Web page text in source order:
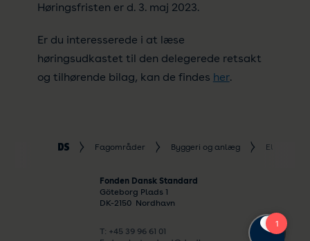
Høringsfristen er d. 3. maj 2023.
Er du interesserede i at læse
høringsudkastet til den delegerede retsakt
og tilhørende bilag, kan de findes her.
Fagområder Byggeri og anlæg EU's
Fonden Dansk Standard
Göteborg Plads 1
DK-2150 Nordhavn
T: +45 39 96 61 01